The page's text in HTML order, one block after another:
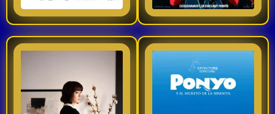
Italia. Sin embargo, su
grandeza trascendió el
deporte.
cambia cuando
conoce a Reze,
Laura siempre soñó
con surcar los cielos.
Sosuke la ayuda a